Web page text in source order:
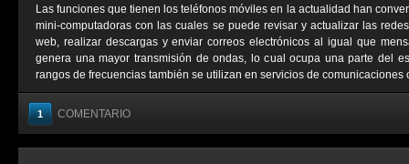
Las funciones que tienen los teléfonos móviles en la actualidad han
mini-computadoras con las cuales se puede revisar y actualizar las
web, realizar descargas y enviar correos electrónicos al igual que
genera una mayor transmisión de ondas, lo cual ocupa una parte del
rangos de frecuencias también se utilizan en servicios de comunicaciones
1 COMENTARIO